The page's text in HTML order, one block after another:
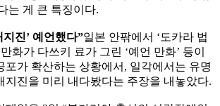
는 게 큰 특징이다.
진’ 예언했다”일본 안팎에서 ‘도카라 법
화가 다쓰키 료가 그린 ‘예언 만화’ 등이
포가 확산하는 상황에서, 일각에서는 유명
지진을 미리 내다봤다는 주장을 내놓았다.